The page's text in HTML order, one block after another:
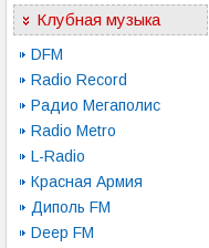
Клубная музыка
DFM
Radio Record
Радио Мегаполис
Radio Metro
L-Radio
Красная Армия
Диполь FM
Deep FM